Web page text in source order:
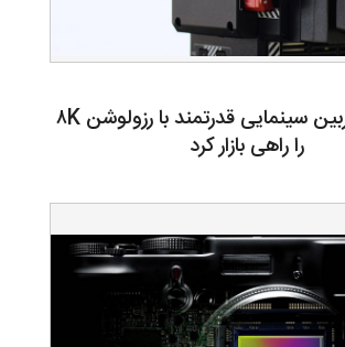
RED دو دوربین سینمایی قدرتمند با رزولوشن ۸K
را راهی بازار کرد